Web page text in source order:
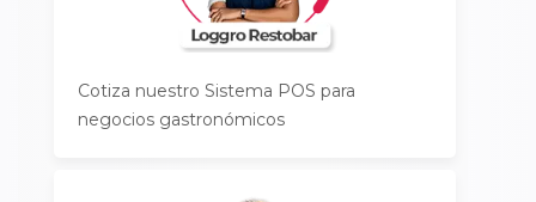
Cotiza nuestro Sistema POS para
negocios gastronómicos